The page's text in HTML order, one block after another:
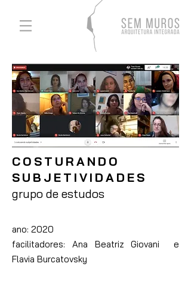
COSTURANDO
SUBJETIVIDADES
grupo de estudos
ano: 2020
facilitadores: Ana Beatriz Giovani e
Flavia Burcatovsky